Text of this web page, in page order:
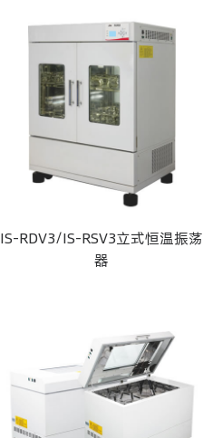
IS-RDV3/IS-RSV3立式恒温振荡
器